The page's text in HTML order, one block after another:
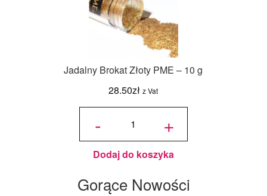
Jadalny Brokat Złoty PME – 10 g
28.50zł z Vat
-
ilość
Złoty
PME -
10 g +
Dodaj do koszyka
Gorące Nowości